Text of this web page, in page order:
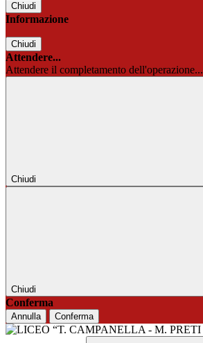
Chiudi
Informazione
Chiudi
Attendere...
Attendere il completamento dell'operazione...
Chiudi
Chiudi
Conferma
Annulla Conferma